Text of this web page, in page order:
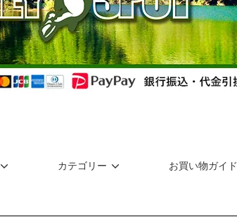
カテゴリー お買い物ガイド